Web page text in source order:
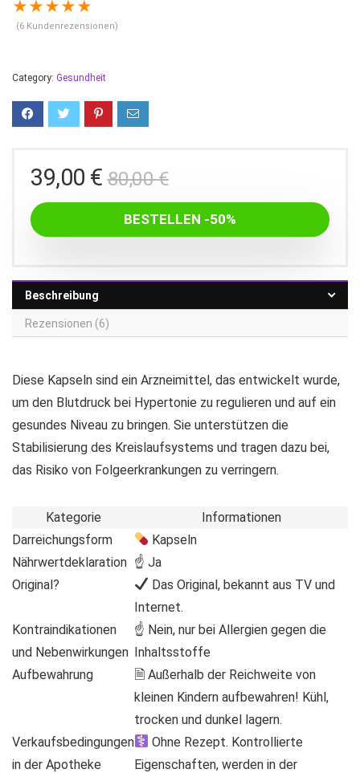
★★★★★
(6 Kundenrezensionen)
Category: Gesundheit
80,00€Ursprünglicher
Preis
war:
80,00 €
39,00 €
Aktueller
Preis
ist:
39,00 €.
BESTELLEN -50%
Beschreibung
Rezensionen (6)
Diese Kapseln sind ein Arzneimittel, das entwickelt wurde,
um den Blutdruck bei Hypertonie zu regulieren und auf ein
gesundes Niveau zu bringen. Sie unterstützen die
Stabilisierung des Kreislaufsystems und tragen dazu bei,
das Risiko von Folgeerkrankungen zu verringern.
Kategorie
Informationen
Darreichungsform
Kapseln
Nährwertdeklaration ☝ Ja
Original?
Das Original, bekannt aus TV und
Internet.
Kontraindikationen
und Nebenwirkungen
☝ Nein, nur bei Allergien gegen die
Inhaltsstoffe
Aufbewahrung
🗎 Außerhalb der Reichweite von
kleinen Kindern aufbewahren! Kühl,
trocken und dunkel lagern.
Verkaufsbedingungen
in der Apotheke
Ohne Rezept. Kontrollierte
Eigenschaften, werden in der